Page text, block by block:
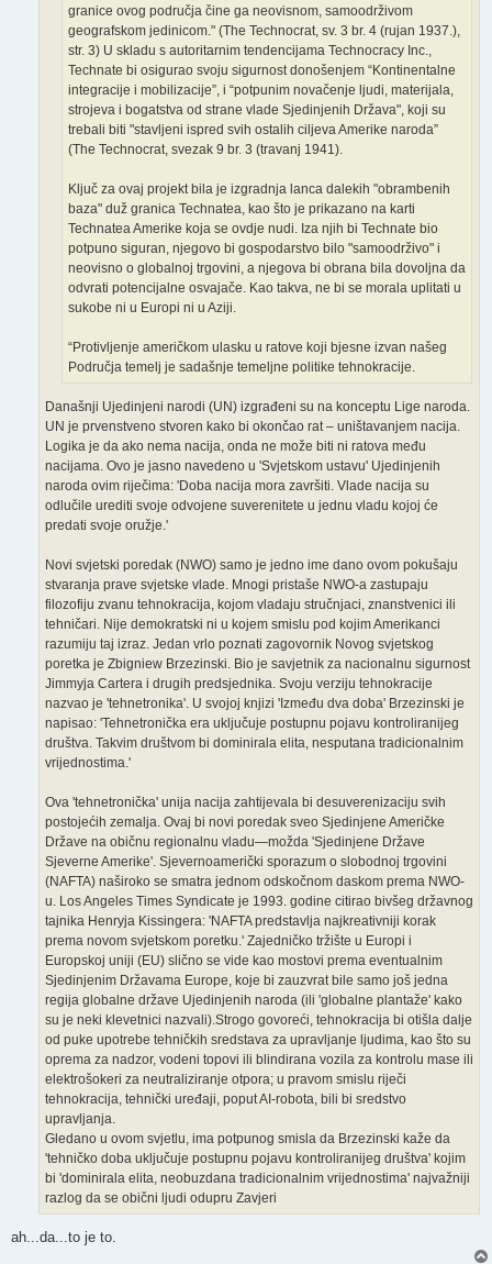
granice ovog područja čine ga neovisnom, samoodrživom
geografskom jedinicom." (The Technocrat, sv. 3 br. 4 (rujan 1937.),
str. 3) U skladu s autoritarnim tendencijama Technocracy Inc.,
Technate bi osigurao svoju sigurnost donošenjem “Kontinentalne
integracije i mobilizacije”, i “potpunim novačenje ljudi, materijala,
strojeva i bogatstva od strane vlade Sjedinjenih Država", koji su
trebali biti "stavljeni ispred svih ostalih ciljeva Amerike naroda”
(The Technocrat, svezak 9 br. 3 (travanj 1941).
Ključ za ovaj projekt bila je izgradnja lanca dalekih "obrambenih
baza" duž granica Technatea, kao što je prikazano na karti
Technatea Amerike koja se ovdje nudi. Iza njih bi Technate bio
potpuno siguran, njegovo bi gospodarstvo bilo "samoodrživo" i
neovisno o globalnoj trgovini, a njegova bi obrana bila dovoljna da
odvrati potencijalne osvajače. Kao takva, ne bi se morala uplitati u
sukobe ni u Europi ni u Aziji.
“Protivljenje američkom ulasku u ratove koji bjesne izvan našeg
Područja temelj je sadašnje temeljne politike tehnokracije.
Današnji Ujedinjeni narodi (UN) izgrađeni su na konceptu Lige naroda.
UN je prvenstveno stvoren kako bi okončao rat – uništavanjem nacija.
Logika je da ako nema nacija, onda ne može biti ni ratova među
nacijama. Ovo je jasno navedeno u 'Svjetskom ustavu' Ujedinjenih
naroda ovim riječima: 'Doba nacija mora završiti. Vlade nacija su
odlučile urediti svoje odvojene suverenitete u jednu vladu kojoj će
predati svoje oružje.'
Novi svjetski poredak (NWO) samo je jedno ime dano ovom pokušaju
stvaranja prave svjetske vlade. Mnogi pristaše NWO-a zastupaju
filozofiju zvanu tehnokracija, kojom vladaju stručnjaci, znanstvenici ili
tehničari. Nije demokratski ni u kojem smislu pod kojim Amerikanci
razumiju taj izraz. Jedan vrlo poznati zagovornik Novog svjetskog
poretka je Zbigniew Brzezinski. Bio je savjetnik za nacionalnu sigurnost
Jimmyja Cartera i drugih predsjednika. Svoju verziju tehnokracije
nazvao je 'tehnetronika'. U svojoj knjizi 'Između dva doba' Brzezinski je
napisao: 'Tehnetronička era uključuje postupnu pojavu kontroliranijeg
društva. Takvim društvom bi dominirala elita, nesputana tradicionalnim
vrijednostima.'
Ova 'tehnetronička' unija nacija zahtijevala bi desuverenizaciju svih
postojećih zemalja. Ovaj bi novi poredak sveo Sjedinjene Američke
Države na običnu regionalnu vladu—možda 'Sjedinjene Države
Sjeverne Amerike'. Sjevernoamerički sporazum o slobodnoj trgovini
(NAFTA) naširoko se smatra jednom odskočnom daskom prema NWO-
u. Los Angeles Times Syndicate je 1993. godine citirao bivšeg državnog
tajnika Henryja Kissingera: 'NAFTA predstavlja najkreativniji korak
prema novom svjetskom poretku.' Zajedničko tržište u Europi i
Europskoj uniji (EU) slično se vide kao mostovi prema eventualnim
Sjedinjenim Državama Europe, koje bi zauzvrat bile samo još jedna
regija globalne države Ujedinjenih naroda (ili 'globalne plantaže' kako
su je neki klevetnici nazvali).Strogo govoreći, tehnokracija bi otišla dalje
od puke upotrebe tehničkih sredstava za upravljanje ljudima, kao što su
oprema za nadzor, vodeni topovi ili blindirana vozila za kontrolu mase ili
elektrošokeri za neutraliziranje otpora; u pravom smislu riječi
tehnokracija, tehnički uređaji, poput AI-robota, bili bi sredstvo
upravljanja.
Gledano u ovom svjetlu, ima potpunog smisla da Brzezinski kaže da
'tehničko doba uključuje postupnu pojavu kontroliranijeg društva' kojim
bi 'dominirala elita, neobuzdana tradicionalnim vrijednostima' najvažniji
razlog da se obični ljudi odupru Zavjeri
ah...da...to je to.